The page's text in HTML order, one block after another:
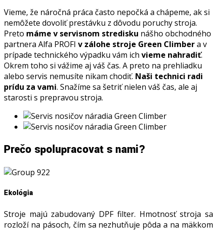
Vieme, že náročná práca často nepočká a chápeme, ak si
nemôžete dovoliť prestávku z dôvodu poruchy stroja.
Preto máme v servisnom stredisku nášho obchodného
partnera Alfa PROFI v zálohe stroje Green Climbera v
prípade technického výpadku vám ich vieme nahradiť.
Okrem toho si vážime aj váš čas. A preto na prehliadku
alebo servis nemusíte nikam chodiť. Naši technici radi
prídu za vami. Snažíme sa šetriť nielen váš čas, ale aj
starosti s prepravou stroja.
Prečo spolupracovať s nami?
Ekológia
Stroje majú zabudovaný DPF filter. Hmotnosť stroja sa
rozloží na pásoch, čím sa nezhutňuje pôda a na mäkkom